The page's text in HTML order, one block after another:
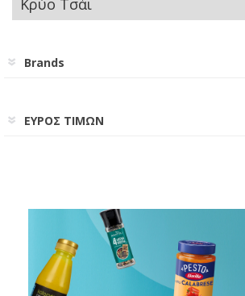
ΣΥΝΔΕΣΗ
Brands
ΕΥΡΟΣ ΤΙΜΩΝ